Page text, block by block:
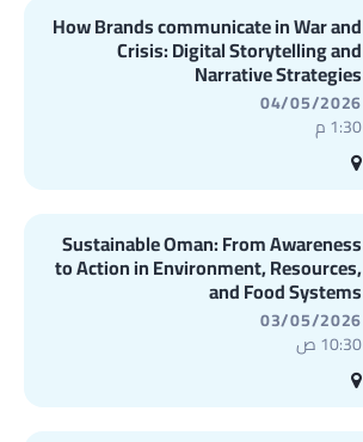
How Brands communicate in War and
Crisis: Digital Storytelling and
Narrative Strategies
04/05/2026
1:30 م
Sustainable Oman: From Awareness
to Action in Environment, Resources,
and Food Systems
03/05/2026
10:30 ص